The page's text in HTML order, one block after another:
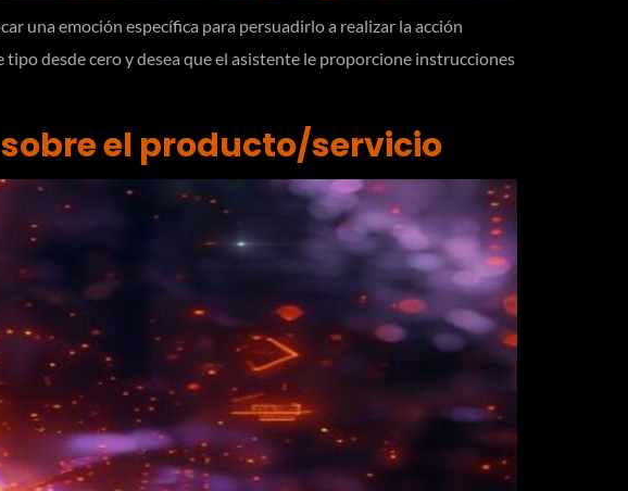
una emoción específica para persuadirlo a realizar la acción
desde cero y desea que el asistente le proporcione instrucciones
el producto/servicio